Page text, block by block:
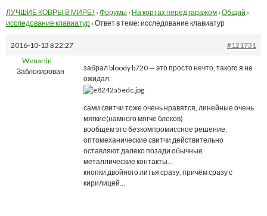
ЛУЧШИЕ КОВРЫ В МИРЕ! › Форумы › На кортах перед гаражом › Общий ›
исследование клавиатур › Ответ в теме: исследование клавиатур
2016-10-13 в 22:27
#121731
Wenarlin
Заблокирован
забрал bloody b720 — это просто нечто, такого я не
ожидал:
сами свитчи тоже очень нравятся, линейные очень
мягкие(намного мягче блеков)
вообщем это безкомпромиссное решение,
оптомеханические свитчи действительно
оставляют далеко позади обычные
металлические контакты…
кнопки двойного литья сразу, причём сразу с
кирилицей…